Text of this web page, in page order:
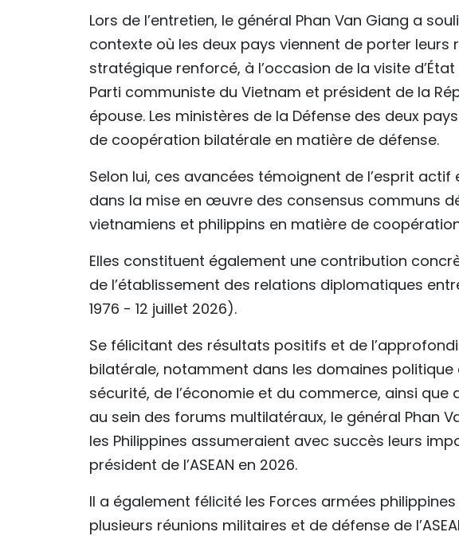
​Lors de l’entretien, le général Phan Van Giang a
contexte où les deux pays viennent de porter
stratégique renforcé, à l’occasion de la visite
Parti communiste du Vietnam et président de la
épouse. Les ministères de la Défense des deux
de coopération bilatérale en matière de défense.
​Selon lui, ces avancées témoignent de l’esprit
dans la mise en œuvre des consensus communs
vietnamiens et philippins en matière de
Elles constituent également une contribution
de l’établissement des relations diplomatiques
1976 - 12 juillet 2026).
​Se félicitant des résultats positifs et de
bilatérale, notamment dans les domaines
sécurité, de l’économie et du commerce, ainsi
au sein des forums multilatéraux, le général Phan
les Philippines assumeraient avec succès leurs
président de l’ASEAN en 2026.
​Il a également félicité les Forces armées
plusieurs réunions militaires et de défense de